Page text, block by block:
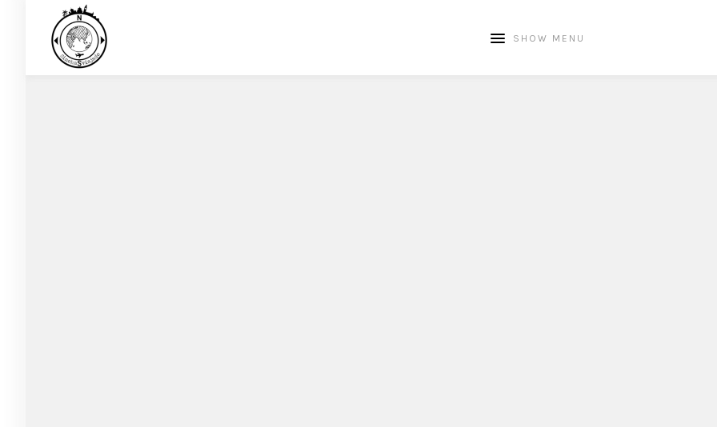
SHOW MENU